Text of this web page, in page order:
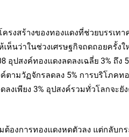
งสร้างของทองแดงที่ช่วยบรรเทา
นว่าในช่วงเศรษฐกิจถดถอยครั้ง
ปสงค์ทองแดงลดลงเฉลี่ย 3% ถึง
ามวัฏจักรลดลง 5% การบริโภคท
งเพียง 3% อุปสงค์รวมทั่วโลกจะยั
องการทองแดงหดตัวลง แต่กลับก